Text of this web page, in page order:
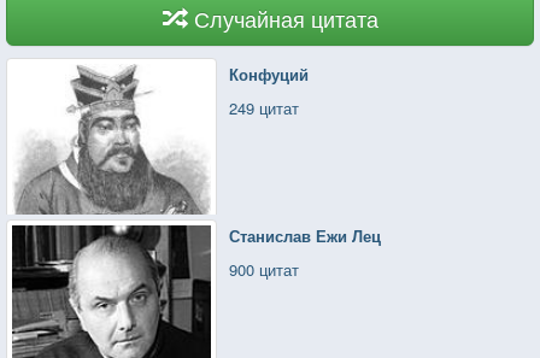
Случайная цитата
Конфуций
249 цитат
Станислав Ежи Лец
900 цитат